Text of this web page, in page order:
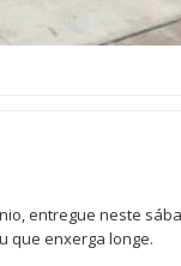
entregue neste
que enxerga longe.